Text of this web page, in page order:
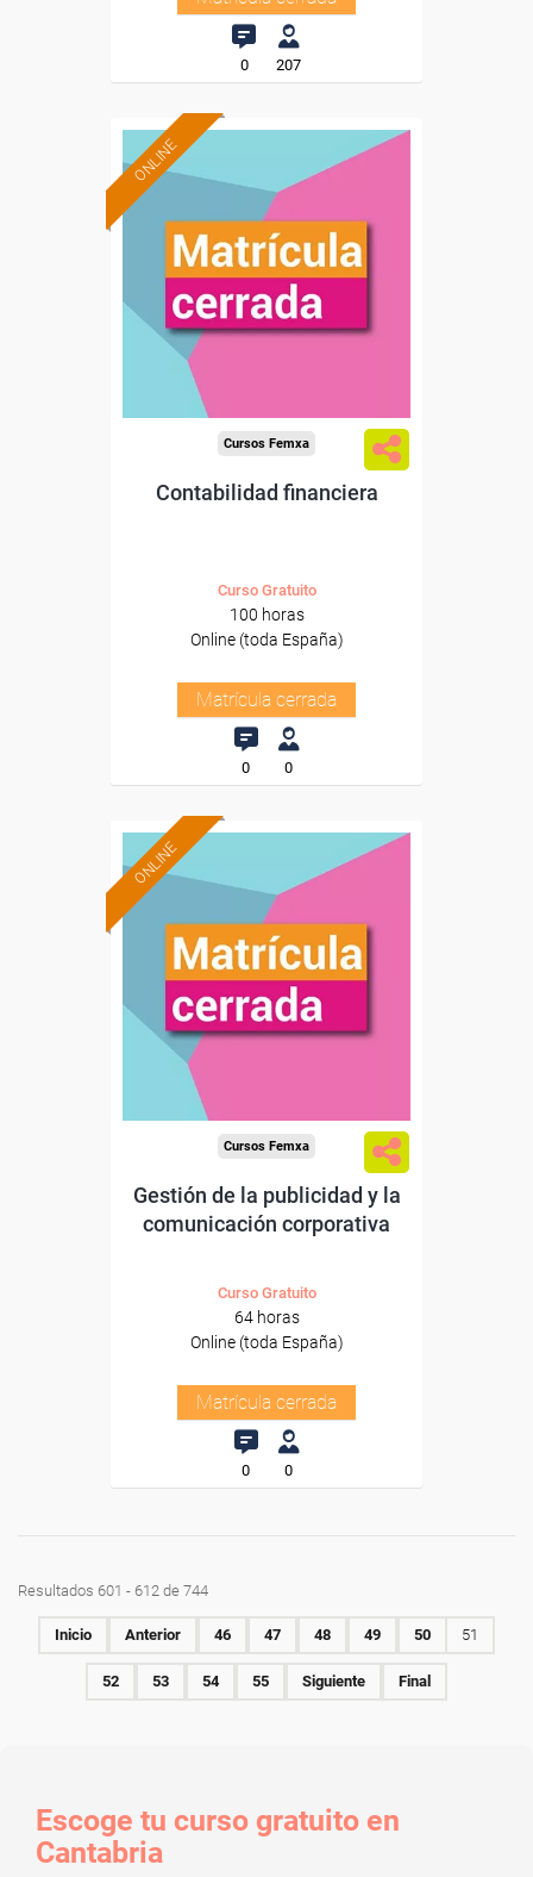
0 207
ONLINE
Cursos Femxa
Contabilidad financiera
Curso Gratuito
100 horas
Online (toda España)
Matrícula cerrada
0 0
ONLINE
Cursos Femxa
Gestión de la publicidad y la
comunicación corporativa
Curso Gratuito
64 horas
Online (toda España)
Matrícula cerrada
0 0
Resultados 601 - 612 de 744
Inicio Anterior 46 47 48 49 50 51
52 53 54 55 Siguiente Final
Escoge tu curso gratuito en
Cantabria